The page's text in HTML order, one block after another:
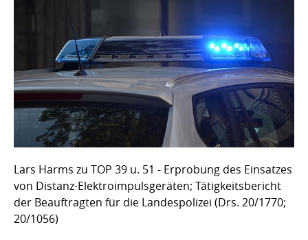
Lars Harms zu TOP 39 u. 51 - Erprobung des Einsatzes
von Distanz-Elektroimpulsgeräten; Tätigkeitsbericht
der Beauftragten für die Landespolizei (Drs. 20/1770;
20/1056)